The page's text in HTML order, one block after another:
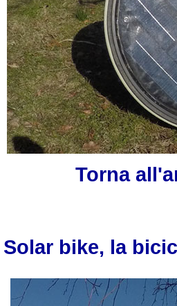
Torna
Solar bike, la